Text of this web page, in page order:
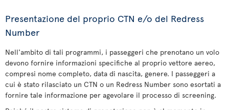
Presentazione del proprio CTN e/o del Redress
Number
Nell'ambito di tali programmi, i passeggeri che prenotano un volo
devono fornire informazioni specifiche al proprio vettore aereo,
compresi nome completo, data di nascita, genere. I passeggeri a
cui è stato rilasciato un CTN o un Redress Number sono esortati a
fornire tale informazione per agevolare il processo di screening.